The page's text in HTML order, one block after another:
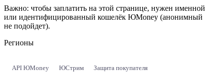
Важно: чтобы заплатить на этой странице, нужен именной
или идентифицированный кошелёк ЮMoney (анонимный
не подойдет).
Регионы
API ЮMoney ЮСтрим Защита покупателя